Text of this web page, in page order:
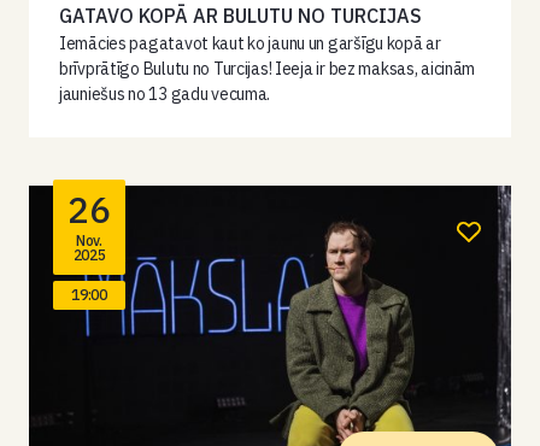
GATAVO KOPĀ AR BULUTU NO TURCIJAS
Iemācies pagatavot kaut ko jaunu un garšīgu kopā ar
brīvprātīgo Bulutu no Turcijas! Ieeja ir bez maksas, aicinām
jauniešus no 13 gadu vecuma.
26
Nov.
2025
19:00